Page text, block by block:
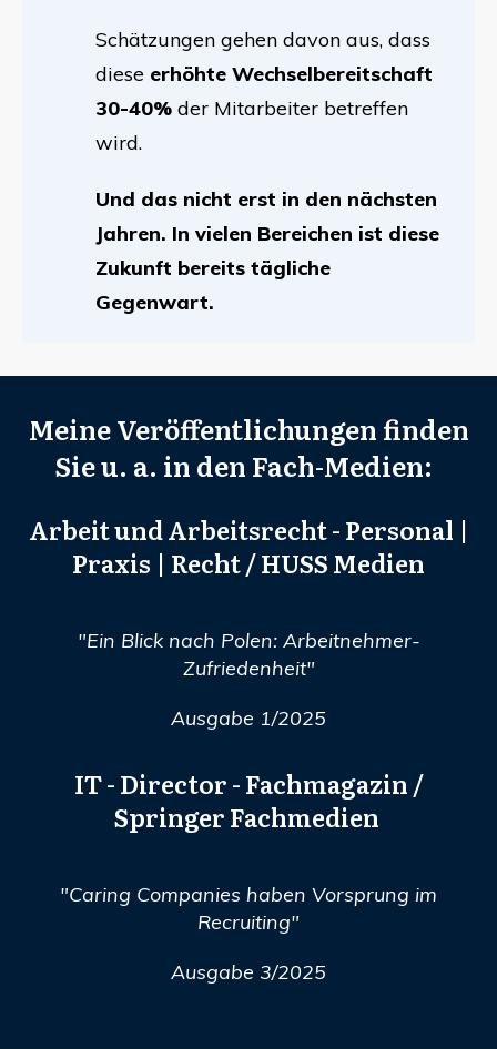
Schätzungen gehen davon aus, dass
diese erhöhte Wechselbereitschaft
30-40% der Mitarbeiter betreffen
wird.
Und das nicht erst in den nächsten
Jahren. In vielen Bereichen ist diese
Zukunft bereits tägliche
Gegenwart.
Meine Veröffentlichungen finden
Sie u. a. in den Fach-Medien:
Arbeit und Arbeitsrecht - Personal |
Praxis | Recht / HUSS Medien
"Ein Blick nach Polen: Arbeitnehmer-
Zufriedenheit"
Ausgabe 1/2025
IT - Director - Fachmagazin /
SpringerFachmedien
"Caring Companies haben Vorsprung im
Recruiting"
Ausgabe 3/2025